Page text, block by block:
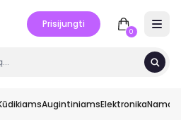
Prisijungti
0
AugintiniamsElektronikaNamai